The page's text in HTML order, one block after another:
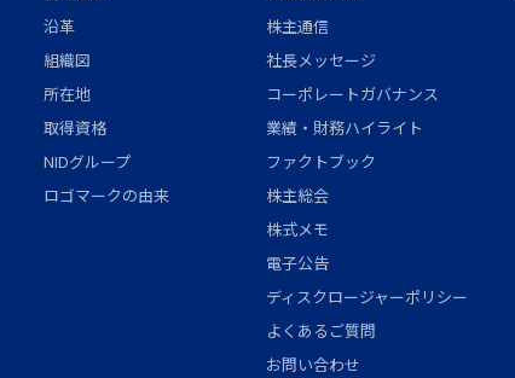
沿革
組織図
所在地
取得資格
NIDグループ
ロゴマークの由来
株主通信
社長メッセージ
コーポレートガバナンス
業績・財務ハイライト
ファクトブック
株主総会
株式メモ
電子公告
ディスクロージャーポリシー
よくあるご質問
お問い合わせ